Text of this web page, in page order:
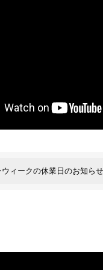
ウィークの休業日のお知らせ